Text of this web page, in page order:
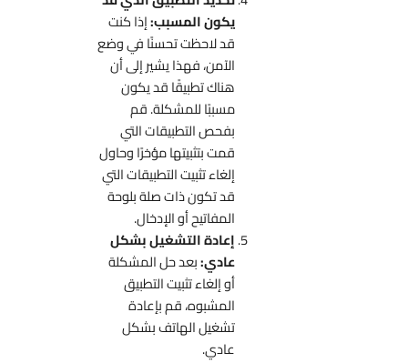
يكون المسبب:إذا كنت
قد لاحظت تحسنًا في وضع
الآمن، فهذا يشير إلى أن
هناك تطبيقًا قد يكون
مسببًا للمشكلة. قم
بفحص التطبيقات التي
قمت بتثبيتها مؤخرًا وحاول
إلغاء تثبيت التطبيقات التي
قد تكون ذات صلة بلوحة
المفاتيح أو الإدخال.
إعادة التشغيل بشكل
عادي:بعد حل المشكلة
أو إلغاء تثبيت التطبيق
المشبوه، قم بإعادة
تشغيل الهاتف بشكل
عادي.